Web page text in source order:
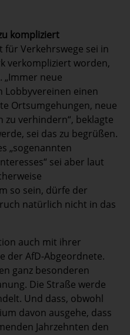
kompliziert
für Verkehrswege sei in
verkompliziert worden,
„Immer neue
Lobbyvereinen einen
Ortsumgehungen, neue
verhindern“, beklagte
sei das zu begrüßen.
„sogenannten
sei aber laut
so sein, dürfe der
natürlich nicht in das
auch mit ihrer
der AfD-Abgeordnete.
ganz besonderen
Die Straße werde
Und dass, obwohl
davon ausgehe, dass
Jahrzehnten den